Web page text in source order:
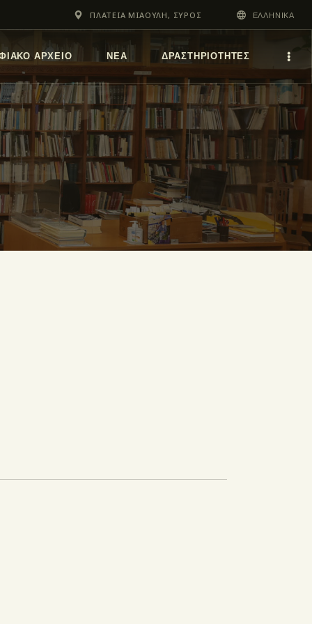
ΠΛΑΤΕΙΑ ΜΙΑΟΥΛΗ, ΣΥΡΟΣ ΕΛΛΗΝΙΚΆ
ΑΡΧΕΊΟ ΝΕΑ ΔΡΑΣΤΗΡΙΟΤΗΤΕΣ